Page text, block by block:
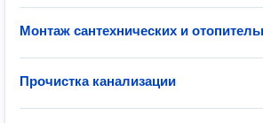
Монтаж сантехнических и
Прочистка канализации